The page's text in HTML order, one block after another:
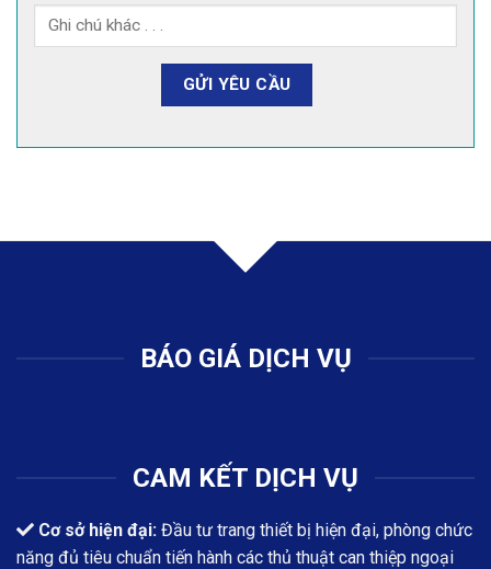
BÁO GIÁ DỊCH VỤ
CAM KẾT DỊCH VỤ
Cơ sở hiện đại: Đầu tư trang thiết bị hiện đại, phòng chức
năng đủ tiêu chuẩn tiến hành các thủ thuật can thiệp ngoại